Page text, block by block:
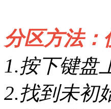
分区方法：
1.按下键盘
2.找到未初